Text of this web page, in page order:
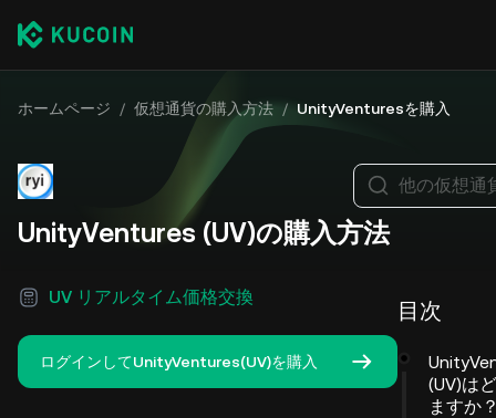
ホームページ / 仮想通貨の購入方法 / UnityVenturesを購入
UnityVentures (UV)の購入方法
UV リアルタイム価格交換
ログインしてUnityVentures(UV)を購入
他の仮想通
目次
(UV)は
ますか